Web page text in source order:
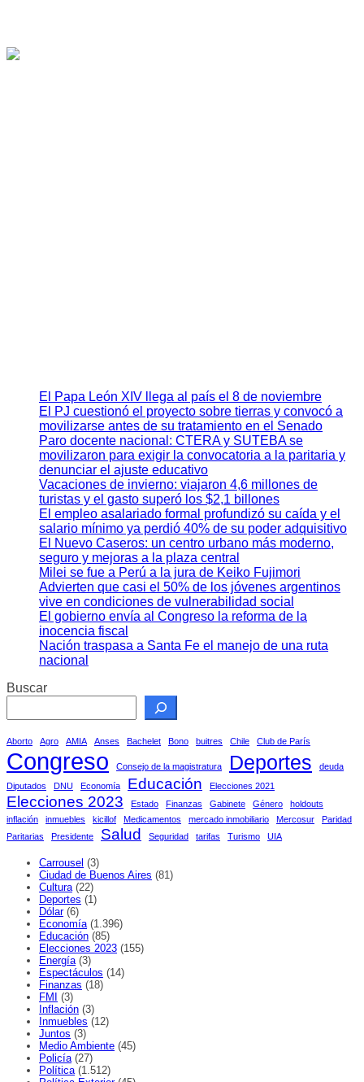
El Papa León XIV llega al país el 8 de noviembre
El PJ cuestionó el proyecto sobre tierras y convocó a
movilizarse antes de su tratamiento en el Senado
Paro docente nacional: CTERA y SUTEBA se
movilizaron para exigir la convocatoria a la paritaria y
denunciar el ajuste educativo
Vacaciones de invierno: viajaron 4,6 millones de
turistas y el gasto superó los $2,1 billones
El empleo asalariado formal profundizó su caída y el
salario mínimo ya perdió 40% de su poder adquisitivo
El Nuevo Caseros: un centro urbano más moderno,
seguro y mejoras a la plaza central
Milei se fue a Perú a la jura de Keiko Fujimori
Advierten que casi el 50% de los jóvenes argentinos
vive en condiciones de vulnerabilidad social
El gobierno envía al Congreso la reforma de la
inocencia fiscal
Nación traspasa a Santa Fe el manejo de una ruta
nacional
Buscar
Aborto Agro AMIA Anses Bachelet Bono buitres Chile Club de París
Congreso Consejo de la magistratura Deportes
deuda
Diputados
DNU Economía Educación Elecciones 2021
Elecciones 2023 Estado Finanzas Gabinete Género
holdouts
inflación
inmuebles kicillof Medicamentos mercado inmobiliario Mercosur
Paridad
Paritarias
Presidente Salud Seguridad tarifas Turismo UIA
Carrousel (3)
Ciudad de Buenos Aires (81)
Cultura (22)
Deportes (1)
Dólar(6)
Economía (1.396)
Educación (85)
Elecciones 2023 (155)
Energía (3)
Espectáculos (14)
Finanzas (18)
FMI
(3)
Inflación (3)
Inmuebles (12)
Juntos (3)
Medio Ambiente (45)
Policía (27)
Política (1.512)